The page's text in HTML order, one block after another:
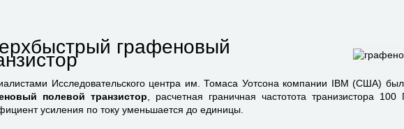
графеновый
Исследовательского центра им. Томаса Уотсона компании IBM (США) был
полевой транзистор , расчетная граничная частотота транизистора
усиления по току уменьшается до единицы.